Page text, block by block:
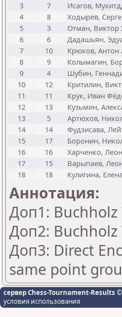
3
7 Исагов,
4
8 Ходырев,
5
3 Отман, Виктор
6
6 Дадашьян,
7
10 Крюков, Антон
8
9 Колымагин,
9
4 Шубин,
10
12 Критилин,
11
11 Крук, Иван
12
13 Кузьмин,
13
5 Артюхов,
14
14 Фудзисава,
15
17 Боронин,
16
16 Харченко,
17
15 Варыпаев,
18
18 Кулигина,
Аннотация:
Доп1:
Доп2:
Доп3: Direct
same point
сервер Chess-Tournament-Results ©
условия использования